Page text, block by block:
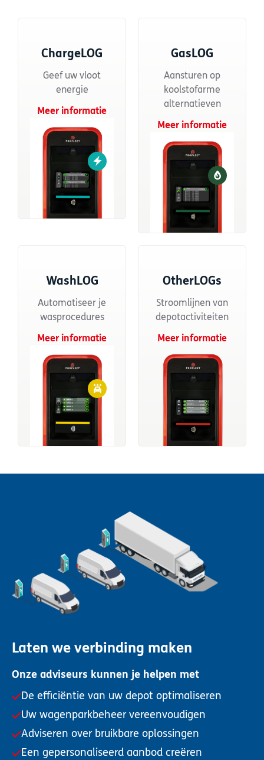
ChargeLOG
Geef uw vloot
energie
Meer informatie
GasLOG
Aansturen op
koolstofarme
alternatieven
Meer informatie
WashLOG
Automatiseer je
wasprocedures
Meer informatie
OtherLOGs
Stroomlijnen van
depotactiviteiten
Meer informatie
Laten we verbinding maken
Onze adviseurs kunnen je helpen met
De efficiëntie van uw depot optimaliseren
Uw wagenparkbeheer vereenvoudigen
Adviseren over bruikbare oplossingen
Een gepersonaliseerd aanbod creëren